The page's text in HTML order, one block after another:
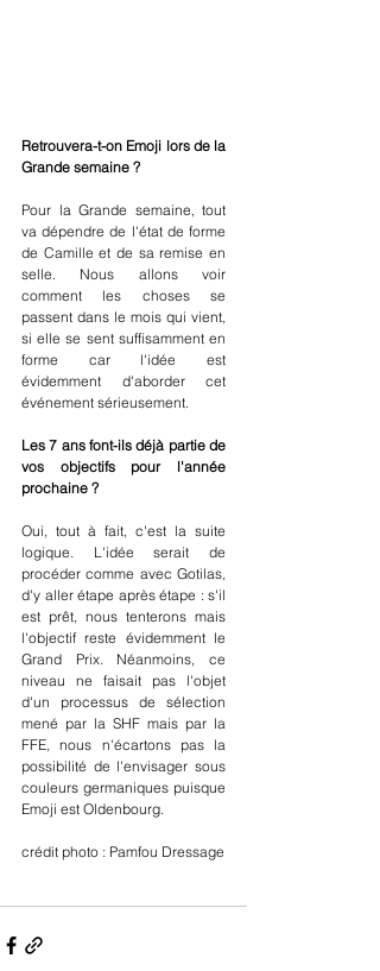
Retrouvera-t-on Emoji lors de la
Grande semaine ?
Pour la Grande semaine, tout
va dépendre de l'état de forme
de Camille et de sa remise en
selle. Nous allons voir
comment les choses se
passent dans le mois qui vient,
si elle se sent suffisamment en
forme car l'idée est
évidemment d'aborder cet
événement sérieusement.
Les 7 ans font-ils déjà partie de
vos objectifs pour l'année
prochaine ?
Oui, tout à fait, c'est la suite
logique. L'idée serait de
procéder comme avec Gotilas,
d'y aller étape après étape : s'il
est prêt, nous tenterons mais
l'objectif reste évidemment le
Grand Prix. Néanmoins, ce
niveau ne faisait pas l'objet
d'un processus de sélection
mené par la SHF mais par la
FFE, nous n'écartons pas la
possibilité de l'envisager sous
couleurs germaniques puisque
Emoji est Oldenbourg.
crédit photo : Pamfou Dressage